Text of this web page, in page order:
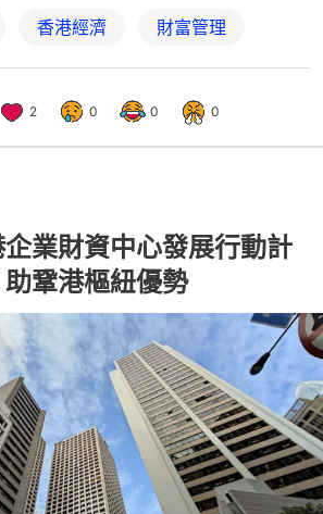
香港經濟 財富管理
2 0 0 0
業財資中心發展行動計
鞏港樞紐優勢